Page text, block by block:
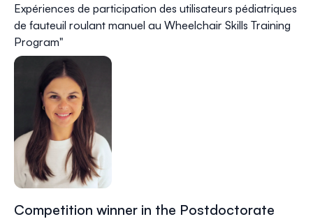
Expériences de participation des utilisateurs pédiatriques
de fauteuil roulant manuel au Wheelchair Skills Training
Program"
Competition winner in the Postdoctorate